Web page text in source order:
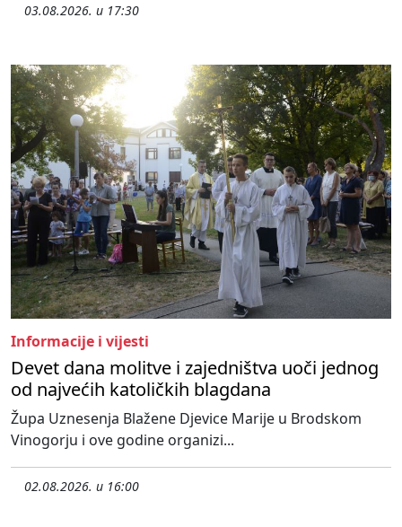
03.08.2026. u 17:30
Informacije i vijesti
Devet dana molitve i zajedništva uoči jednog
od najvećih katoličkih blagdana
Župa Uznesenja Blažene Djevice Marije u Brodskom
Vinogorju i ove godine organizi...
02.08.2026. u 16:00